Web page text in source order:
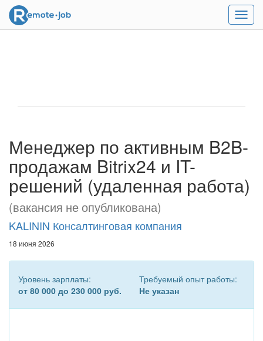
Меню
Менеджер по активным B2B-
продажам Bitrix24 и IT-
решений (удаленная работа)
(вакансия не опубликована)
KALININ Консалтинговая компания
18 июня 2026
Уровень зарплаты:
от 80 000 до 230 000 руб.
Требуемый опыт работы:
Не указан